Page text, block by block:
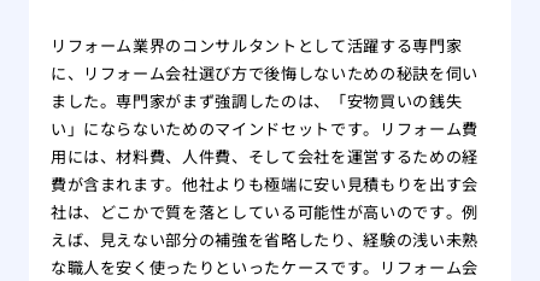
リフォーム業界のコンサルタントとして活躍する専門家
に、リフォーム会社選び方で後悔しないための秘訣を伺い
ました。専門家がまず強調したのは、「安物買いの銭失
い」にならないためのマインドセットです。リフォーム費
用には、材料費、人件費、そして会社を運営するための経
費が含まれます。他社よりも極端に安い見積もりを出す会
社は、どこかで質を落としている可能性が高いのです。例
えば、見えない部分の補強を省略したり、経験の浅い未熟
な職人を安く使ったりといったケースです。リフォーム会